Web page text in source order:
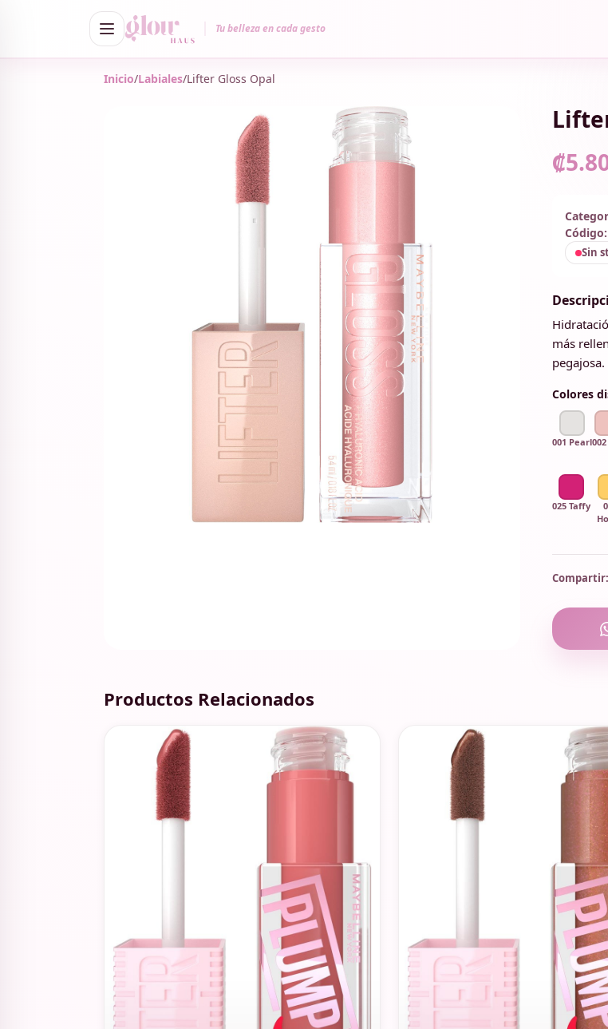
Tu belleza en cada gesto
Inicio/Labiales/Lifter Gloss Opal
Código:
Sin
más
pegajosa.
Colores
001 Pearl
025 Taffy
Compartir:
Productos Relacionados